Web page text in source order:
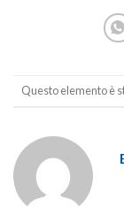
Questo elemento è